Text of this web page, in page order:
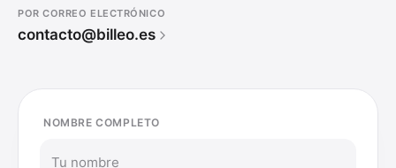
POR CORREO ELECTRÓNICO
contacto@billeo.es
NOMBRE COMPLETO